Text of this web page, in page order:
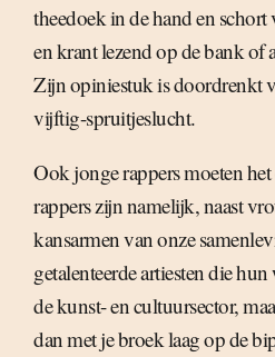
theedoek in de hand en
en krant lezend op de bank of
Zijn opiniestuk is doordrenkt
vijftig-spruitjeslucht.
Ook jonge rappers moeten
rappers zijn namelijk, naast
kansarmen van onze
getalenteerde artiesten die
de kunst- en cultuursector,
dan met je broek laag op de